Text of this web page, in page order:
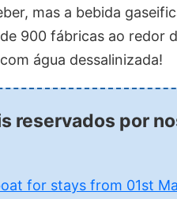
mas a bebida
900 fábricas ao redor
água dessalinizada!
reservados por
for stays from 01st